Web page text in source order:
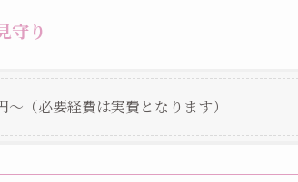
守り
（必要経費は実費となります）